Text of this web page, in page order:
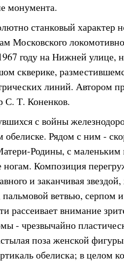
монумента.
станковый характер
Московского
году на Нижней улице,
скверике,
линий. Автором
С. Т. Коненков.
с войны
обелиске. Рядом с ним -
Родины, с маленьким
Композиция
и заканчивая
пальмовой ветвью, серпом
рассеивает внимание
- чрезвычайно
поза женской
обелиска; в целом